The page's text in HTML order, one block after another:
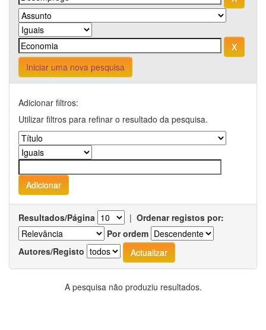
Iniciar uma nova pesquisa
Adicionar filtros:
Utilizar filtros para refinar o resultado da pesquisa.
Resultados/Página | Ordenar registos por:
Por ordem
Autores/Registo
A pesquisa não produziu resultados.